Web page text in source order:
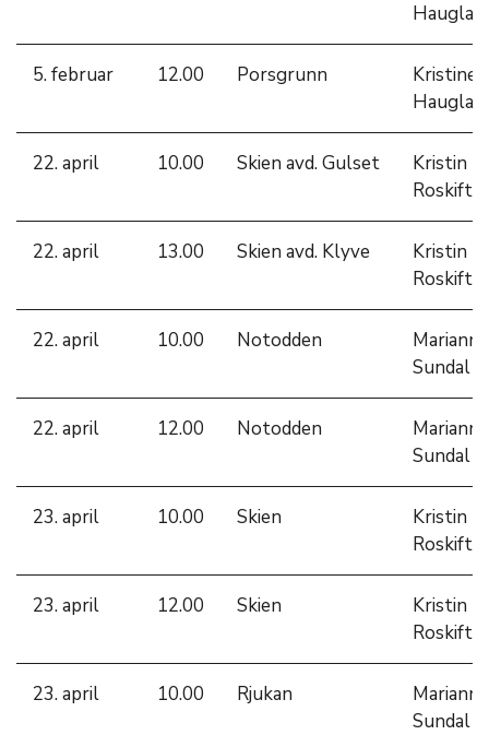
5. februar 12.00 Porsgrunn
Kristine
22. april 10.00 Skien avd. Gulset
Kristin
Roskifte
22. april 13.00 Skien avd. Klyve
Kristin
Roskifte
22. april 10.00 Notodden
Marianne
Sundal
22. april 12.00 Notodden
Marianne
Sundal
23. april 10.00 Skien
Kristin
Roskifte
23. april 12.00 Skien
Kristin
Roskifte
23. april 10.00 Rjukan
Marianne
Sundal